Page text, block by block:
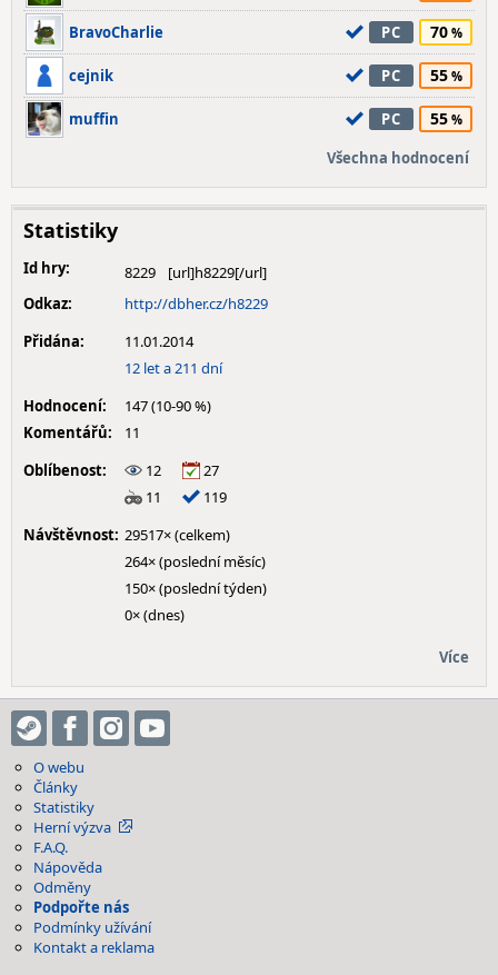
BravoCharlie PC 70
cejnik PC 55
muffin PC 55
Všechna hodnocení
Statistiky
Id hry:
8229
Odkaz:
http://dbher.cz/h8229
Přidána:
11.01.2014
12 let a 211 dní
Hodnocení:
147 (10-90 %)
Komentářů:
11
Oblíbenost:
12
27
11
119
Návštěvnost: 29517× (celkem)
264× (poslední měsíc)
150× (poslední týden)
0× (dnes)
Více
O webu
Články
Statistiky
Herní výzva
F.A.Q.
Nápověda
Odměny
Podpořte nás
Podmínky užívání
Kontakt a reklama